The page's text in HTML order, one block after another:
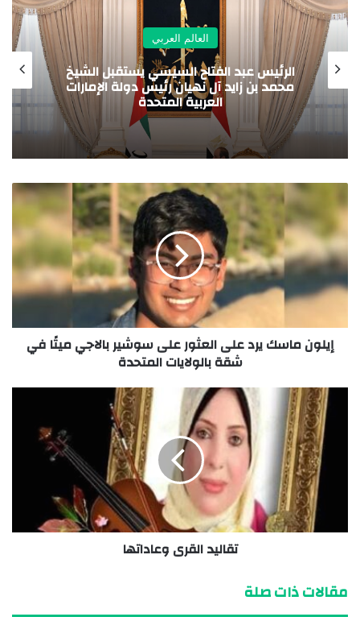
العالم العربي
الرئيس عبد الفتاح السيسي يستقبل الشيخ
محمد بن زايد آل نهيان رئيس دولة الإمارات
العربية المتحدة
إيلون ماسك يرد على العثور على سوشير بالاجي ميتًا في
شقة بالولايات المتحدة
تقاليد القرى وعاداتها
مقالات ذات صلة